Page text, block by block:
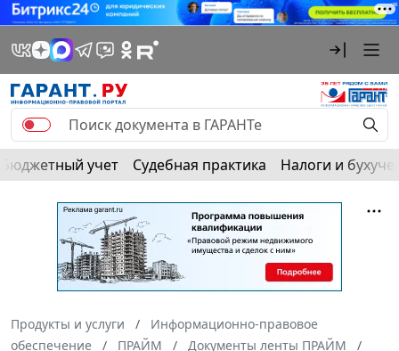
Бюджетный учет Судебная практика Налоги и
Продукты и услуги
Информационно-правовое
обеспечение
ПРАЙМ
Документы ленты ПРАЙМ